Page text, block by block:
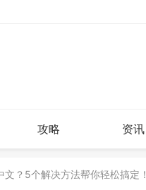
攻略 资讯
？5个解决方法帮你轻松搞定！